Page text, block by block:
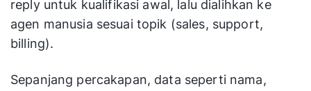
reply untuk kualifikasi awal, lalu dialihkan ke
agen manusia sesuai topik (sales, support,
billing).
Sepanjang percakapan, data seperti nama,